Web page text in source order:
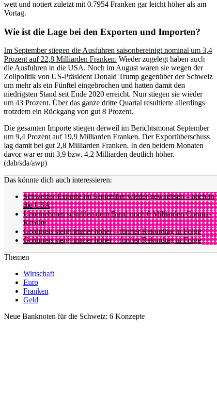
wett und notiert zuletzt mit 0.7954 Franken gar leicht höher als am
Vortag.
Wie ist die Lage bei den Exporten und Importen?
Im September stiegen die Ausfuhren saisonbereinigt nominal um 3,4
Prozent auf 22,8 Milliarden Franken. Wieder zugelegt haben auch
die Ausfuhren in die USA. Noch im August waren sie wegen der
Zollpolitik von US-Präsident Donald Trump gegenüber der Schweiz
um mehr als ein Fünftel eingebrochen und hatten damit den
niedrigsten Stand seit Ende 2020 erreicht. Nun stiegen sie wieder
um 43 Prozent. Über das ganze dritte Quartal resultierte allerdings
trotzdem ein Rückgang von gut 8 Prozent.
Die gesamten Importe stiegen derweil im Berichtsmonat September
um 9,4 Prozent auf 19,9 Milliarden Franken. Der Exportüberschuss
lag damit bei gut 2,8 Milliarden Franken. In den beidem Monaten
davor war er mit 3,9 bzw. 4,2 Milliarden deutlich höher.
(dab/sda/awp)
Das könnte dich auch interessieren:
Schweizer Exporte im September wieder gewachsen – auch in
die USA
Unternehmen schulden dem Bund noch 6 Milliarden Corona-
Kredite
Goldpreis steigt immer höher – fünfter Rekordtag in Folge
Goldpreis steigt immer höher – fünfter Rekordtag in Folge
Themen
Wirtschaft
Euro
Franken
Geld
Neue Banknoten für die Schweiz: 6 Konzepte